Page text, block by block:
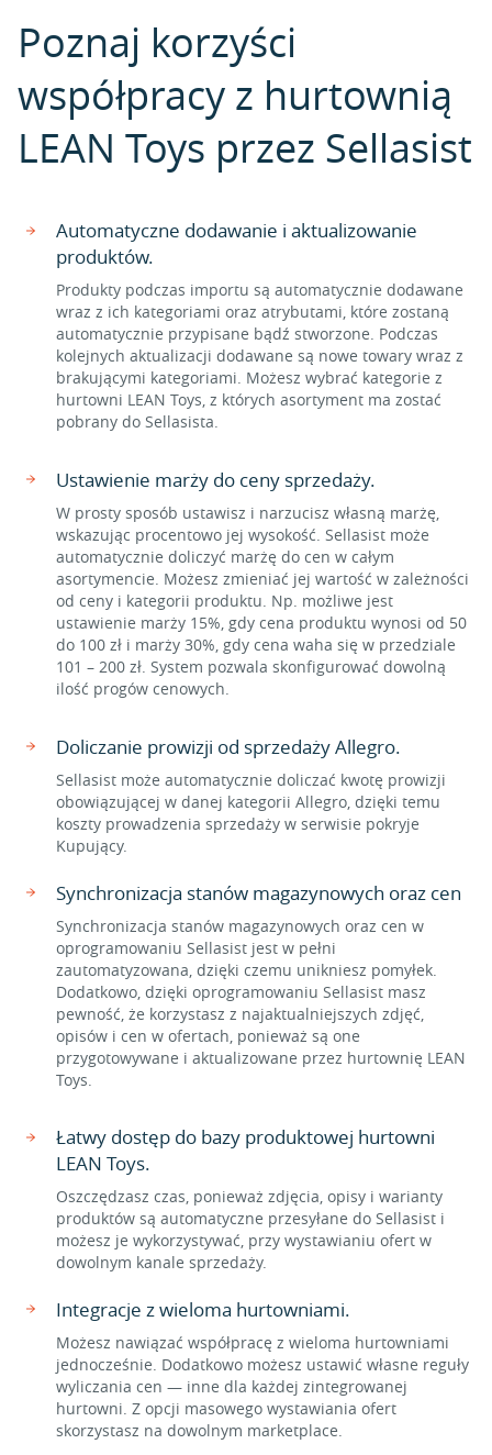
Poznaj korzyści
współpracy z hurtownią
LEAN Toys przez Sellasist
Automatyczne dodawanie i aktualizowanie
produktów.
Produkty podczas importu są automatycznie dodawane
wraz z ich kategoriami oraz atrybutami, które zostaną
automatycznie przypisane bądź stworzone. Podczas
kolejnych aktualizacji dodawane są nowe towary wraz z
brakującymi kategoriami. Możesz wybrać kategorie z
hurtowni LEAN Toys, z których asortyment ma zostać
pobrany do Sellasista.
Ustawienie marży do ceny sprzedaży.
W prosty sposób ustawisz i narzucisz własną marżę,
wskazując procentowo jej wysokość. Sellasist może
automatycznie doliczyć marżę do cen w całym
asortymencie. Możesz zmieniać jej wartość w zależności
od ceny i kategorii produktu. Np. możliwe jest
ustawienie marży 15%, gdy cena produktu wynosi od 50
do 100 zł i marży 30%, gdy cena waha się w przedziale
101 – 200 zł. System pozwala skonfigurować dowolną
ilość progów cenowych.
Doliczanie prowizji od sprzedaży Allegro.
Sellasist może automatycznie doliczać kwotę prowizji
obowiązującej w danej kategorii Allegro, dzięki temu
koszty prowadzenia sprzedaży w serwisie pokryje
Kupujący.
Synchronizacja stanów magazynowych oraz cen
Synchronizacja stanów magazynowych oraz cen w
oprogramowaniu Sellasist jest w pełni
zautomatyzowana, dzięki czemu unikniesz pomyłek.
Dodatkowo, dzięki oprogramowaniu Sellasist masz
pewność, że korzystasz z najaktualniejszych zdjęć,
opisów i cen w ofertach, ponieważ są one
przygotowywane i aktualizowane przez hurtownię LEAN
Toys.
Łatwy dostęp do bazy produktowej hurtowni
LEAN Toys.
Oszczędzasz czas, ponieważ zdjęcia, opisy i warianty
produktów są automatyczne przesyłane do Sellasist i
możesz je wykorzystywać, przy wystawianiu ofert w
dowolnym kanale sprzedaży.
Integracje z wieloma hurtowniami.
Możesz nawiązać współpracę z wieloma hurtowniami
jednocześnie. Dodatkowo możesz ustawić własne reguły
wyliczania cen — inne dla każdej zintegrowanej
hurtowni. Z opcji masowego wystawiania ofert
skorzystasz na dowolnym marketplace.